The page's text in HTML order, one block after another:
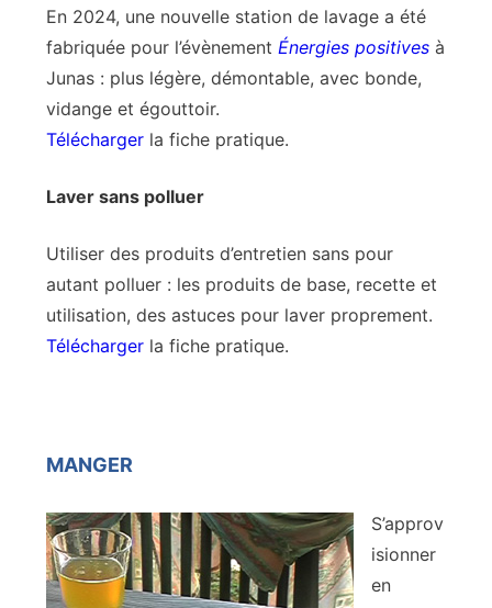
En 2024, une nouvelle station de lavage a été
fabriquée pour l’évènement Énergies positives à
Junas : plus légère, démontable, avec bonde,
vidange et égouttoir.
Télécharger la fiche pratique.
Laver sans polluer
Utiliser des produits d’entretien sans pour
autant polluer : les produits de base, recette et
utilisation, des astuces pour laver proprement.
Télécharger la fiche pratique.
MANGER
S’approv
isionner
en